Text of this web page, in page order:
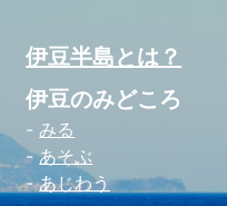
伊豆半島とは？
伊豆のみどころ
みる
あそぶ
あじわう